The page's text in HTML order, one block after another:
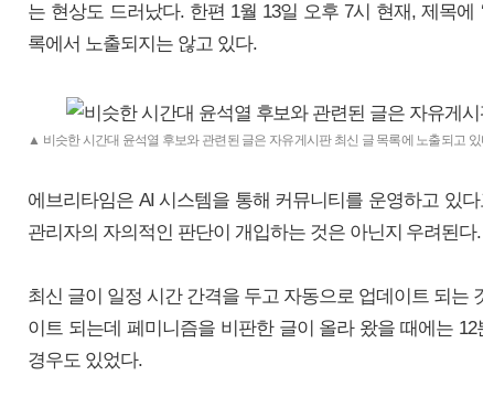
는 현상도 드러났다. 한편 1월 13일 오후 7시 현재, 제목에 ‘
록에서 노출되지는 않고 있다.
▲ 비슷한 시간대 윤석열 후보와 관련된 글은 자유게시판 최신 글 목록에 노출되고 있
에브리타임은 AI 시스템을 통해 커뮤니티를 운영하고 있다
관리자의 자의적인 판단이 개입하는 것은 아닌지 우려된다.
최신 글이 일정 시간 간격을 두고 자동으로 업데이트 되는
이트 되는데 페미니즘을 비판한 글이 올라 왔을 때에는 12
경우도 있었다.